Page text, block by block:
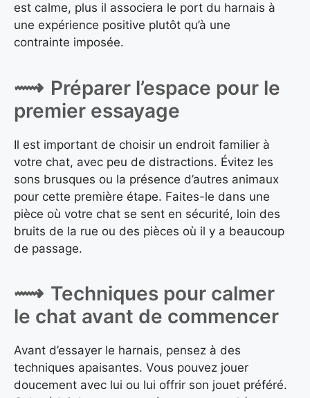
est calme, plus il associera le port du harnais à
une expérience positive plutôt qu’à une
contrainte imposée.
Préparer l’espace pour le
premier essayage
Il est important de choisir un endroit familier à
votre chat, avec peu de distractions. Évitez les
sons brusques ou la présence d’autres animaux
pour cette première étape. Faites-le dans une
pièce où votre chat se sent en sécurité, loin des
bruits de la rue ou des pièces où il y a beaucoup
de passage.
Techniques pour calmer
le chat avant de commencer
Avant d’essayer le harnais, pensez à des
techniques apaisantes. Vous pouvez jouer
doucement avec lui ou lui offrir son jouet préféré.